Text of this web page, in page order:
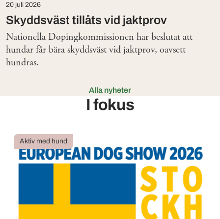
Skyddsväst tillåts vid jaktprov
20 juli 2026
Nationella Dopingkommissionen har beslutat att
hundar får bära skyddsväst vid jaktprov, oavsett
hundras.
Alla nyheter
I fokus
Aktiv med hund